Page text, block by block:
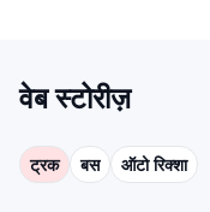
वेब स्टोरीज़
ट्रक बस ऑटो रिक्शा